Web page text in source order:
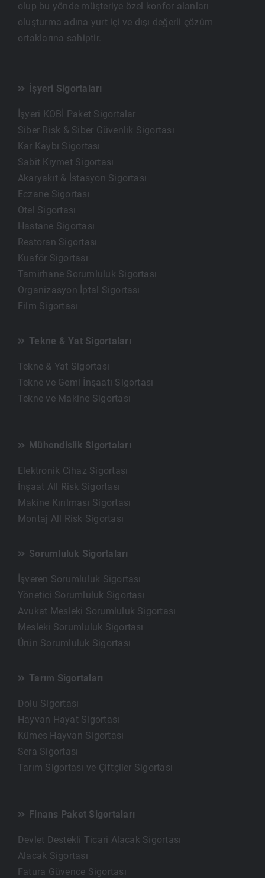
olup bu yönde müşteriye özel konfor alanları
oluşturma adına yurt içi ve dışı değerli çözüm
ortaklarına sahiptir.
İşyeri Sigortaları
İşyeri KOBİ Paket Sigortalar
Siber Risk & Siber Güvenlik Sigortası
Kar Kaybı Sigortası
Sabit Kıymet Sigortası
Akaryakıt & İstasyon Sigortası
Eczane Sigortası
Otel Sigortası
Hastane Sigortası
Restoran Sigortası
Kuaför Sigortası
Tamirhane Sorumluluk Sigortası
Organizasyon İptal Sigortası
Film Sigortası
Tekne & Yat Sigortaları
Tekne & Yat Sigortası
Tekne ve Gemi İnşaatı Sigortası
Tekne ve Makine Sigortası
Mühendislik Sigortaları
Elektronik Cihaz Sigortası
İnşaat All Risk Sigortası
Makine Kırılması Sigortası
Montaj All Risk Sigortası
Sorumluluk Sigortaları
İşveren Sorumluluk Sigortası
Yönetici Sorumluluk Sigortası
Avukat Mesleki Sorumluluk Sigortası
Mesleki Sorumluluk Sigortası
Ürün Sorumluluk Sigortası
Tarım Sigortaları
Dolu Sigortası
Hayvan Hayat Sigortası
Kümes Hayvan Sigortası
Sera Sigortası
Tarım Sigortası ve Çiftçiler Sigortası
Finans Paket Sigortaları
Devlet Destekli Ticari Alacak Sigortası
Alacak Sigortası
Fatura Güvence Sigortası